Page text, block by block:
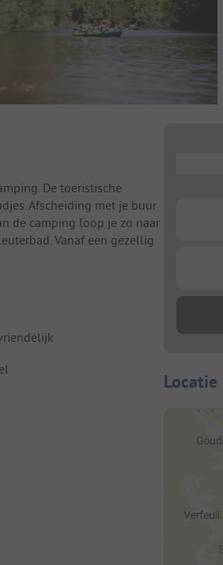
De toeristische
Afscheiding met je buur
de camping loop je zo naar
Vanaf een gezellig
Locatie